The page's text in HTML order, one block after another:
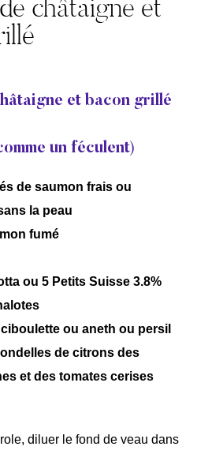
châtaigne et
et bacon grillé
un féculent)
de saumon frais ou
la peau
fumé
ou 5 Petits Suisse 3.8%
ou aneth ou persil
de citrons des
et des tomates cerises
diluer le fond de veau dans